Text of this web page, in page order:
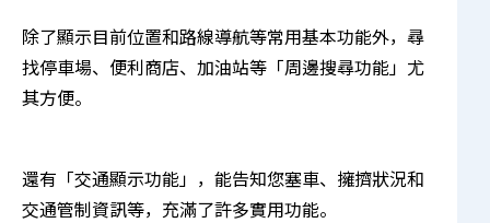
除了顯示目前位置和路線導航等常用基本功能外，尋
找停車場、便利商店、加油站等「周邊搜尋功能」尤
其方便。
還有「交通顯示功能」，能告知您塞車、擁擠狀況和
交通管制資訊等，充滿了許多實用功能。